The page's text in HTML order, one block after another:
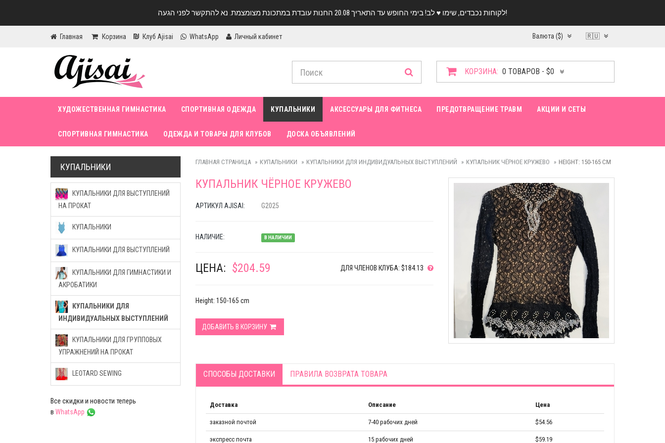
לקוחות נכבדים, שימו ♥️ לב! בימי החופש עד התאריך 20.08 החנות עובדת במתכונת מצומצמת. נא להתקשר לפני הגעה!
Главная Корзина Клуб Ajisai WhatsApp Личный кабинет Валюта ($) 🇷🇺
КОРЗИНА: 0 ТОВАРОВ - $0
ХУДОЖЕСТВЕННАЯ ГИМНАСТИКА СПОРТИВНАЯ ОДЕЖДА КУПАЛЬНИКИ АКСЕССУАРЫ ДЛЯ ФИТНЕСА ПРЕДОТВРАЩЕНИЕ ТРАВМ АКЦИИ И СЕТЫ
СПОРТИВНАЯ ГИМНАСТИКА ОДЕЖДА И ТОВАРЫ ДЛЯ КЛУБОВ ДОСКА ОБЪЯВЛЕНИЙ
ГЛАВНАЯ СТРАНИЦА КУПАЛЬНИКИ КУПАЛЬНИКИ ДЛЯ ИНДИВИДУАЛЬНЫХ ВЫСТУПЛЕНИЙ КУПАЛЬНИК ЧЁРНОЕ КРУЖЕВО HEIGHT: 150-165 CM
КУПАЛЬНИК ЧЁРНОЕ КРУЖЕВО
АРТИКУЛ AJISAI: G2025
НАЛИЧИЕ: В НАЛИЧИИ
ЦЕНА: $204.59 ДЛЯ ЧЛЕНОВ КЛУБА: $184.13
Height: 150-165 cm
ДОБАВИТЬ В КОРЗИНУ
СПОСОБЫ ДОСТАВКИ ПРАВИЛА ВОЗВРАТА ТОВАРА
Доставка Описание Цена
заказной почтой 7-40 рабочих дней $54.56
экспресс почта 15 рабочих дней $59.19
КУПАЛЬНИКИ
КУПАЛЬНИКИ ДЛЯ ВЫСТУПЛЕНИЙ
НА ПРОКАТ
КУПАЛЬНИКИ
КУПАЛЬНИКИ ДЛЯ ВЫСТУПЛЕНИЙ
КУПАЛЬНИКИ ДЛЯ ГИМНАСТИКИ И
АКРОБАТИКИ
КУПАЛЬНИКИ ДЛЯ
ИНДИВИДУАЛЬНЫХ ВЫСТУПЛЕНИЙ
КУПАЛЬНИКИ ДЛЯ ГРУППОВЫХ
УПРАЖНЕНИЙ НА ПРОКАТ
LEOTARD SEWING
Все скидки и новости теперь
в WhatsApp